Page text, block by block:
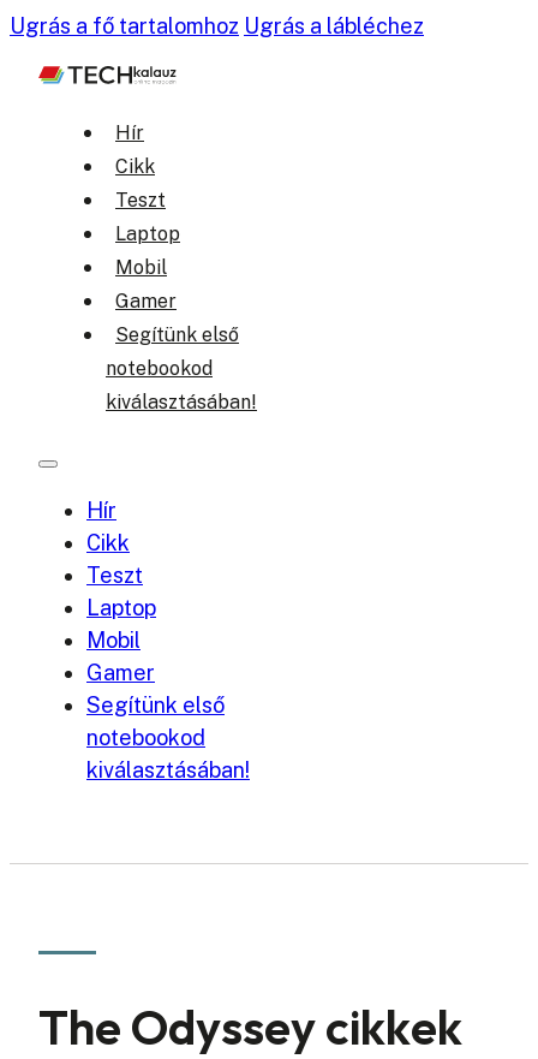
Ugrás a fő tartalomhoz Ugrás a lábléchez
Hír
Cikk
Teszt
Laptop
Mobil
Gamer
Segítünk első
notebookod
kiválasztásában!
Hír
Cikk
Teszt
Laptop
Mobil
Gamer
Segítünk első
notebookod
kiválasztásában!
The Odyssey cikkek